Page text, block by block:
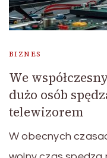
BIZNES
We
dużo osób
telewizorem
W obecnych